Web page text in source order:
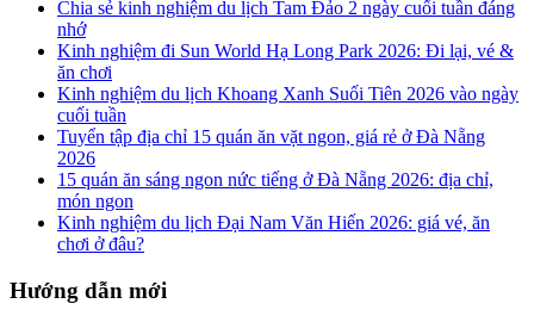
Chia sẻ kinh nghiệm du lịch Tam Đảo 2 ngày cuối tuần đáng
nhớ
Kinh nghiệm đi Sun World Hạ Long Park 2026: Đi lại, vé &
ăn chơi
Kinh nghiệm du lịch Khoang Xanh Suối Tiên 2026 vào ngày
cuối tuần
Tuyển tập địa chỉ 15 quán ăn vặt ngon, giá rẻ ở Đà Nẵng
2026
15 quán ăn sáng ngon nức tiếng ở Đà Nẵng 2026: địa chỉ,
món ngon
Kinh nghiệm du lịch Đại Nam Văn Hiến 2026: giá vé, ăn
chơi ở đâu?
Hướng dẫn mới